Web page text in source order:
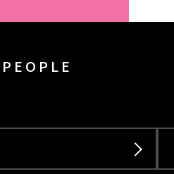
PEOPLE